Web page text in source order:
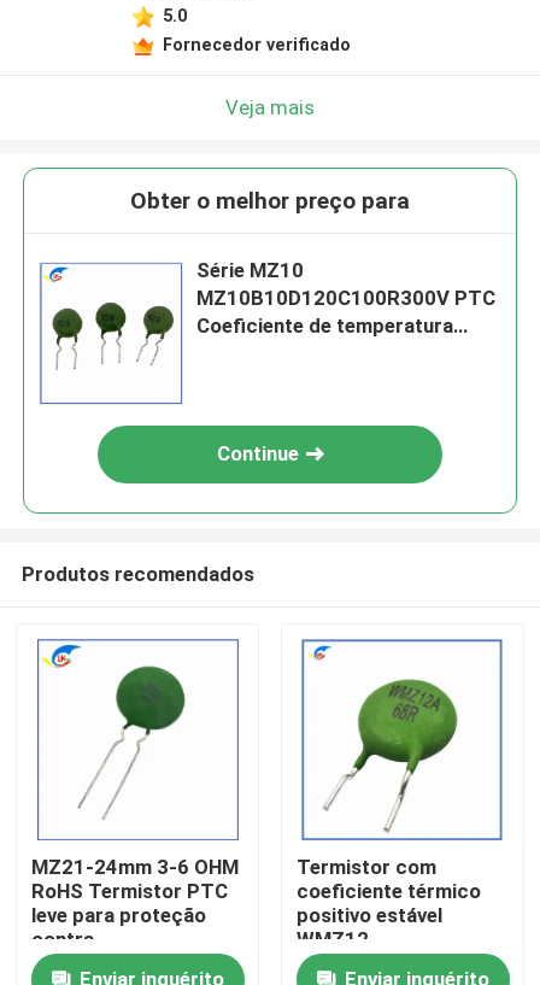
Para casa
Produtos
vídeos
5.0
Fornecedor verificado
Veja mais
Obter o melhor preço para
Série MZ10
MZ10B10D120C100R300V PTC
Coeficiente de temperatura
Continue
Produtos recomendados
MZ21-24mm 3-6 OHM
RoHS Termistor PTC
leve para proteção
contra
sobrecorrência
Enviar inquérito
Termistor com
coeficiente térmico
positivo estável
WMZ12-
85BHV151NRoHS
Enviar inquérito